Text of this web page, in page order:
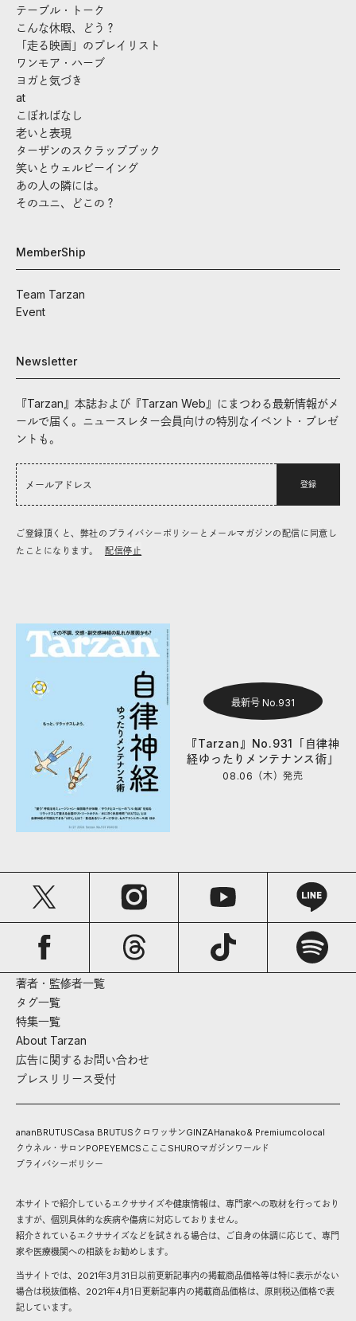
テーブル・トーク
こんな休暇、どう？
「走る映画」のプレイリスト
ワンモア・ハーブ
ヨガと気づき
at
こぼればなし
老いと表現
ターザンのスクラップブック
笑いとウェルビーイング
あの人の隣には。
そのユニ、どこの？
MemberShip
Team Tarzan
Event
Newsletter
『Tarzan』本誌および『Tarzan Web』にまつわる最新情報がメ
ールで届く。ニュースレター会員向けの特別なイベント・プレゼ
ントも。
登録
ご登録頂くと、弊社のプライバシーポリシーとメールマガジンの配信に同意し
たことになります。
配信停止
最新号 No.931
『Tarzan』No.931「自律神
経ゆったりメンテナンス術」
08.06（木）発売
著者・監修者一覧
タグ一覧
特集一覧
About Tarzan
広告に関するお問い合わせ
プレスリリース受付
ananBRUTUSCasa BRUTUS クロワッサンGINZAHanako& Premiumcolocal
クウネル・サロンPOPEYEMCS こここ SHUROマガジンワールド
プライバシーポリシー
本サイトで紹介しているエクササイズや健康情報は、専門家への取材を行っており
ますが、個別具体的な疾病や傷病に対応しておりません。
紹介されているエクササイズなどを試される場合は、ご自身の体調に応じて、専門
家や医療機関への相談をお勧めします。
当サイトでは、2021年3月31日以前更新記事内の掲載商品価格等は特に表示がない
場合は税抜価格、2021年4月1日更新記事内の掲載商品価格は、原則税込価格で表
記しています。